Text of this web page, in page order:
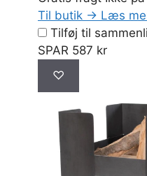
Til butik → Læs
Tilføj til
SPAR 587 kr
♡